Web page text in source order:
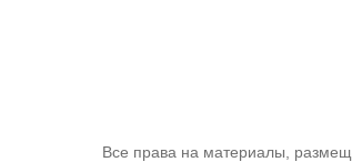
Все права на материалы,